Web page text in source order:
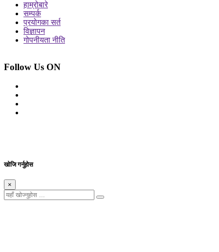
हाम्रोबारे
सम्पर्क
प्रयोगका सर्त
विज्ञापन
गोपनीयता नीति
Follow Us ON
खोजि गर्नुहोस
×